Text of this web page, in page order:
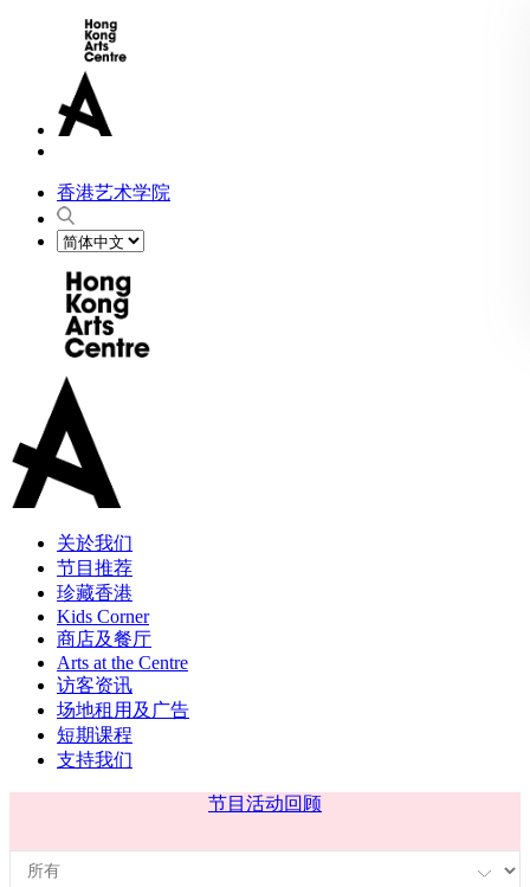
香港艺术学院
关於我们
节目推荐
珍藏香港
Kids Corner
商店及餐厅
Arts at the Centre
访客资讯
场地租用及广告
短期课程
支持我们
节目 活动回顾